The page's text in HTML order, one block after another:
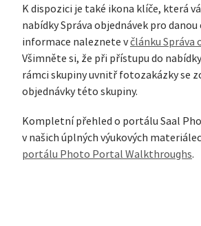
K dispozici je také ikona klíče, která
nabídky Správa objednávek pro
informace naleznete včlánku Správa
Všimněte si, že při přístupu do
rámci skupiny uvnitř fotozakázky se
objednávky této skupiny.
Kompletní přehled o portálu Saal
v našich úplných výukových
portálu Photo Portal Walkthroughs.